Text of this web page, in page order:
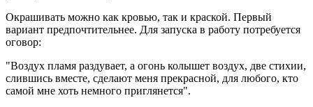
Окрашивать можно как кровью, так и краской. Первый
вариант предпочтительнее. Для запуска в работу потребуется
оговор:
"Воздух пламя раздувает, а огонь колышет воздух, две стихии,
слившись вместе, сделают меня прекрасной, для любого, кто
самой мне хоть немного приглянется".